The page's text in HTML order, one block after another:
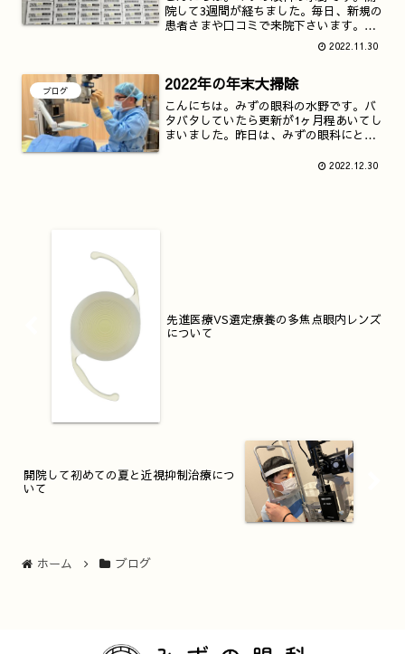
院して3週間が経ちました。毎日、新規の
患者さまや口コミで来院下さいます。な
かには、9月まで勤務していた松下記念病
院の通院されていた患者さまから聞いた
こともあります。来院...
2022.11.30
ブログ 2022年の年末大掃除
こんにちは。みずの眼科の水野です。バ
タバタしていたら更新が1ヶ月程あいてし
まいました。昨日は、みずの眼科にとっ
後にはみんなで初めての大掃除をしまし
2022.12.30
先進医療VS選定療養の多焦点眼内レンズ
について
開院して初めての夏と近視抑制治療につ
いて
ホーム ブログ